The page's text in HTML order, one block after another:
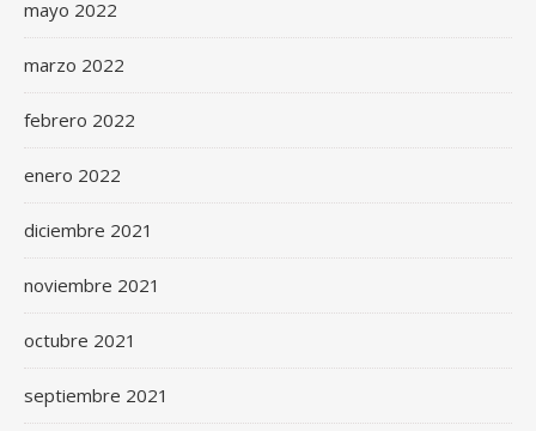
mayo 2022
marzo 2022
febrero 2022
enero 2022
diciembre 2021
noviembre 2021
octubre 2021
septiembre 2021